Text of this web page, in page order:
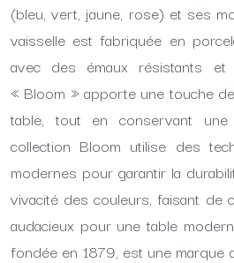
(bleu, vert, jaune, rose) et ses
vaisselle est fabriquée en
avec des émaux résistants et
« Bloom » apporte une touche
table, tout en conservant une
collection Bloom utilise des
modernes pour garantir la
vivacité des couleurs, faisant de
audacieux pour une table
fondée en 1879, est une marque